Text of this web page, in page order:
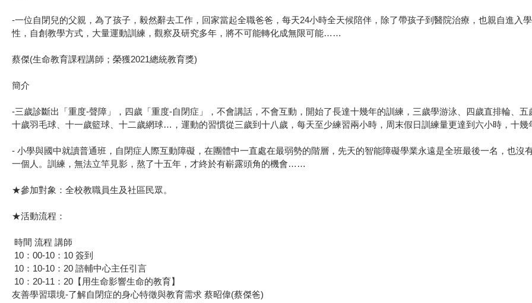
-一位自閉兒的父親，為了孩子，毅然辭去工作，回家當起全職爸爸，每天24小時全天候陪伴，除了帶孩子到醫院治療，也親自進入
性，自創教學方式，大量運動訓練，觀察及研究多年，將不可能轉化成無限可能……
蔡傑(生命教育課程講師；榮獲2021總統教育獎)
簡介
-三歲診斷出「重度-聲障」，四歲「重度-自閉症」，不會講話，不會互動，開始了長達十幾年的訓練，三歲學游泳、四歲直排輪、
十歲羽毛球、十一歲籃球、十二歲網球…，運動的習慣從三歲到十八歲，每天至少練習兩小時，周末假日訓練量更達到六小時，十幾
- 小學與國中就讀普通班，自閉症人際互動障礙，在團體中一直處在最弱勢的階層，先天的智能障礙學業永遠是全班最後一名，也
一個人。訓練，無法立竿見影，熬了十五年，才終於有嶄露頭角的機會……
★參加對象：全校教職員生及社區民眾。
★活動流程：
時間 流程 講師
10：00-10：10 簽到
10：10-10：20 諮輔中心主任引言
10：20-11：20【用生命影響生命的教育】
友善學習環境-了解自閉症的身心特徵與教育需求 蔡昭偉(蔡傑爸)